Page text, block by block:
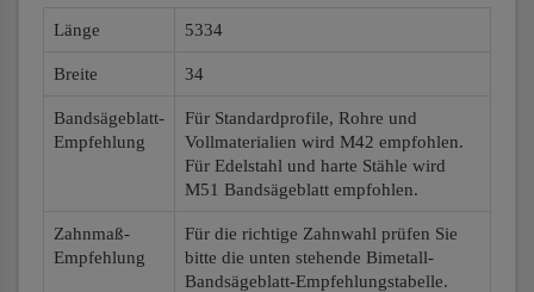
Länge 5334
Breite 34
Bandsägeblatt-
Empfehlung
Für Standardprofile, Rohre und
Vollmaterialien wird M42 empfohlen.
Für Edelstahl und harte Stähle wird
M51 Bandsägeblatt empfohlen.
Zahnmaß-
Empfehlung
Für die richtige Zahnwahl prüfen Sie
bitte die unten stehende Bimetall-
Bandsägeblatt-Empfehlungstabelle.